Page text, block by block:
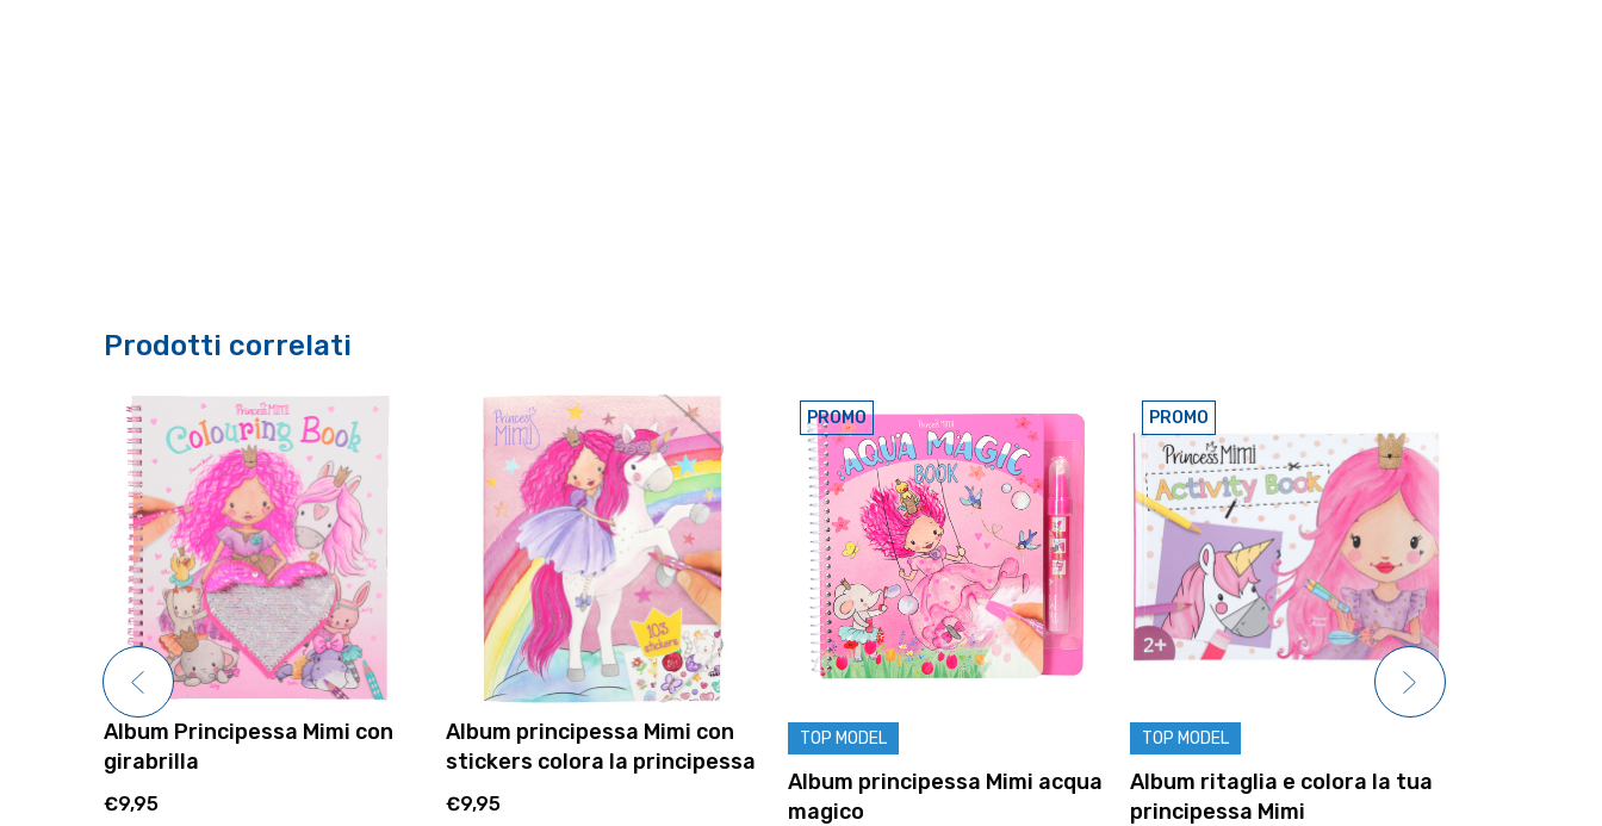
Prodotti correlati
Album Principessa Mimi con
girabrilla
€9,95
Album principessa Mimi con
stickers colora la principessa
€9,95
PROMO
TOP MODEL
Album principessa Mimi acqua
magico
PROMO
TOP MODEL
Album ritaglia e colora la tua
principessa Mimi